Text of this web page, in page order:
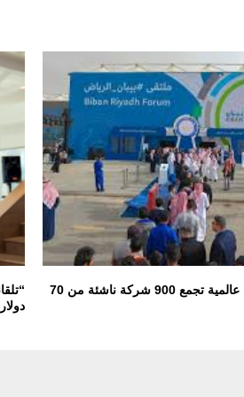
ملتقى بيبان 2025 منصة عالمية تجمع 900 شركة ناشئة من 70
دولار